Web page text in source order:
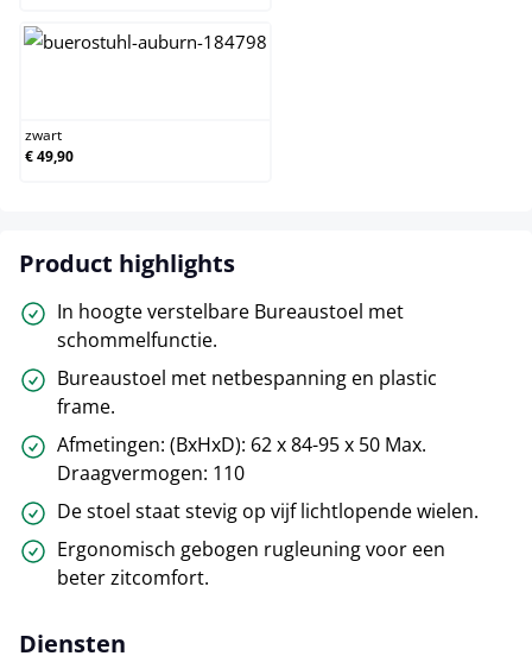
zwart
€ 49,90
Product highlights
In hoogte verstelbare Bureaustoel met
schommelfunctie.
Bureaustoel met netbespanning en plastic
frame.
Afmetingen: (BxHxD): 62 x 84-95 x 50 Max.
Draagvermogen: 110
De stoel staat stevig op vijf lichtlopende wielen.
Ergonomisch gebogen rugleuning voor een
beter zitcomfort.
Diensten